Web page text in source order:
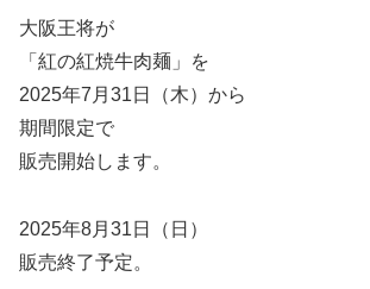
大阪王将が
「紅の紅焼牛肉麺」を
2025年7月31日（木）から
期間限定で
販売開始します。
2025年8月31日（日）
販売終了予定。